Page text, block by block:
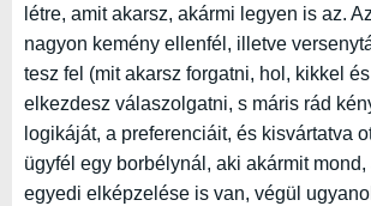
létre, amit akarsz, akármi legyen is az.
nagyon kemény ellenfél, illetve
tesz fel (mit akarsz forgatni, hol, kikkel
elkezdesz válaszolgatni, s máris rád
logikáját, a preferenciáit, és kisvártatva
ügyfél egy borbélynál, aki akármit
egyedi elképzelése is van, végül